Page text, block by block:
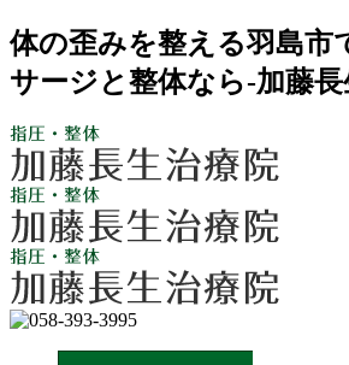
体の歪みを整える羽島市
サージと整体なら-加藤